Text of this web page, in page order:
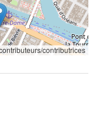
contributrices